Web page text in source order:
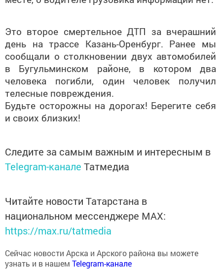
Это второе смертельное ДТП за вчерашний
день на трассе Казань-Оренбург. Ранее мы
сообщали о столкновении двух автомобилей
в Бугульминском районе, в котором два
человека погибли, один человек получил
телесные повреждения.
Будьте осторожны на дорогах! Берегите себя
и своих близких!
Следите за самым важным и интересным в
Telegram-канале Татмедиа
Читайте новости Татарстана в
национальном мессенджере MАХ:
https://max.ru/tatmedia
Сейчас новости Арска и Арского района вы можете
узнать и в нашемTelegram-канале